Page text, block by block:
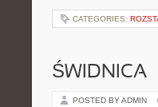
CATEGORIES:
ŚWIDNICA
POSTED BY ADMIN